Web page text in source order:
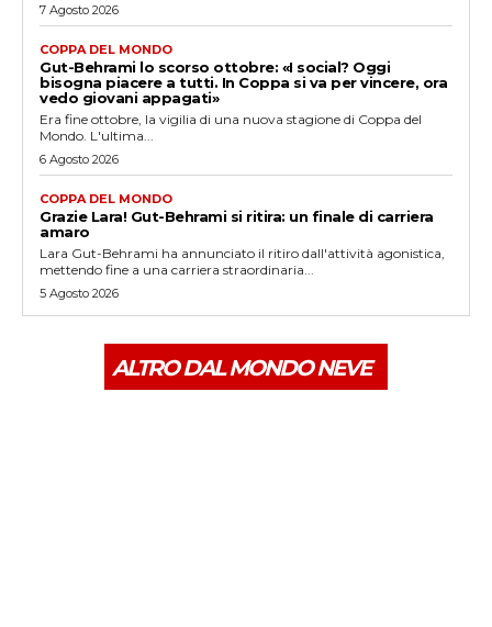
7 Agosto 2026
COPPA DEL MONDO
Gut-Behrami lo scorso ottobre: «I social? Oggi
bisogna piacere a tutti. In Coppa si va per vincere, ora
vedo giovani appagati»
Era fine ottobre, la vigilia di una nuova stagione di Coppa del
Mondo. L'ultima...
6 Agosto 2026
COPPA DEL MONDO
Grazie Lara! Gut-Behrami si ritira: un finale di carriera
amaro
Lara Gut-Behrami ha annunciato il ritiro dall'attività agonistica,
mettendo fine a una carriera straordinaria...
5 Agosto 2026
ALTRO DAL MONDO NEVE